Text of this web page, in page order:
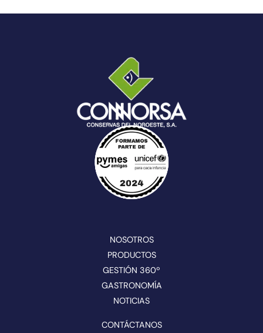
NOSOTROS
PRODUCTOS
GESTIÓN 360º
GASTRONOMÍA
NOTICIAS
CONTÁCTANOS